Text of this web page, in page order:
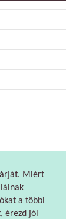
Miért
a többi
érezd jól